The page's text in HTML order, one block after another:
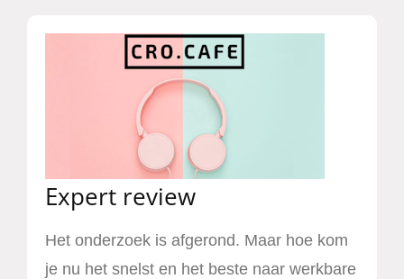
Expert review
Het onderzoek is afgerond. Maar hoe kom
je nu het snelst en het beste naar werkbare